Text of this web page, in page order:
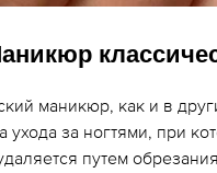
маникюр, как и в
ухода за ногтями, при
путем